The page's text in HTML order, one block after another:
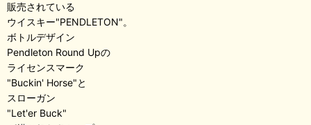
販売されている
ウイスキー"PENDLETON"。
ボトルデザイン
Pendleton Round Upの
ライセンスマーク
"Buckin' Horse"と
スローガン
"Let'er Buck"